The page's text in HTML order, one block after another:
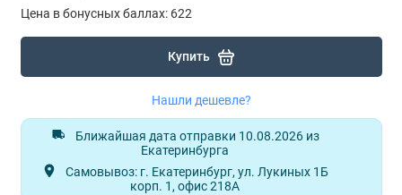
Цена в бонусных баллах: 622
Купить
Нашли дешевле?
Ближайшая дата отправки 10.08.2026 из
Екатеринбурга
Самовывоз: г. Екатеринбург, ул. Лукиных 1Б
корп. 1, офис 218А